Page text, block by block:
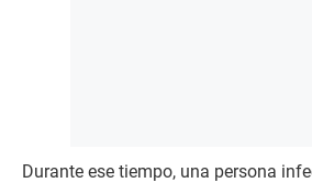
Durante ese tiempo, una persona